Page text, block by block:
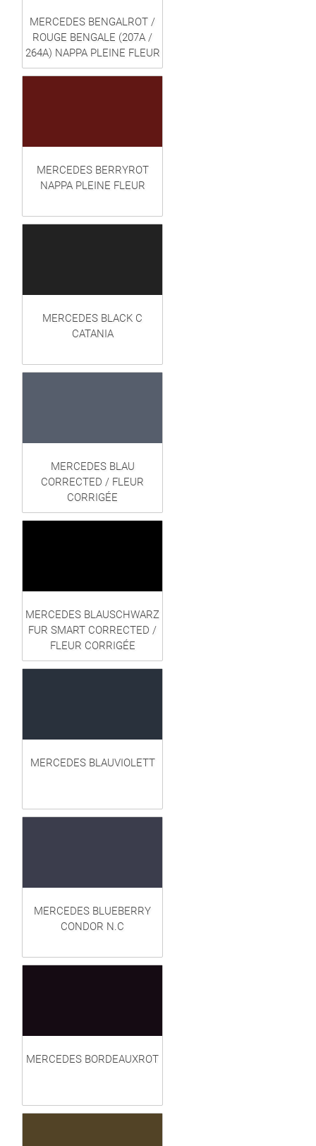
MERCEDES BENGALROT /
ROUGE BENGALE (207A /
264A) NAPPA PLEINE FLEUR
MERCEDES BERRYROT
NAPPA PLEINE FLEUR
MERCEDES BLACK C
CATANIA
MERCEDES BLAU
CORRECTED / FLEUR
CORRIGÉE
MERCEDES BLAUSCHWARZ
FUR SMART CORRECTED /
FLEUR CORRIGÉE
MERCEDES BLAUVIOLETT
MERCEDES BLUEBERRY
CONDOR N.C
MERCEDES BORDEAUXROT